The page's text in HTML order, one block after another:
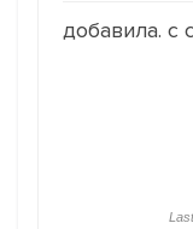
добавила. с